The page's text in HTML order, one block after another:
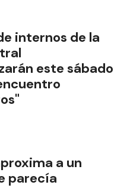
internos de la
este sábado
a un
parecía